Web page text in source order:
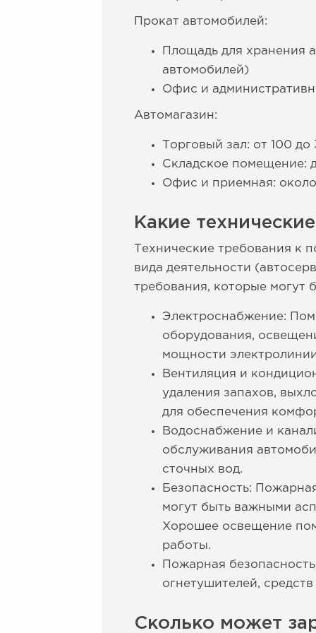
Прокат автомобилей:
Площадь для хранения
автомобилей)
Офис и
Автомагазин:
Торговый зал: от 100
Складское помещение:
Офис и приемная:
Какие
Технические требования к
вида деятельности
требования, которые могут
Электроснабжение:
оборудования,
мощности
Вентиляция и
удаления запахов,
для обеспечения
Водоснабжение и
обслуживания
сточных вод.
Безопасность:
могут быть важными
Хорошее освещение
работы.
Пожарная
огнетушителей,
Сколько может